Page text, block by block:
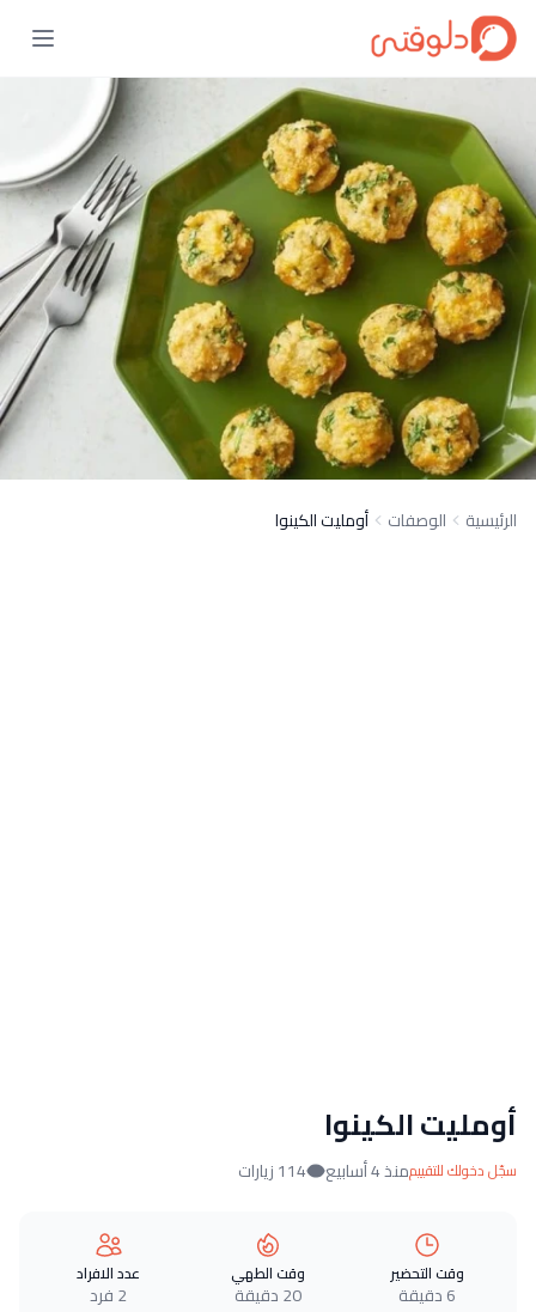
الرئيسية الوصفات أومليت الكينوا
أومليت الكينوا
سجّل دخولك للتقييممنذ 4 أسابيع 114 زيارات
وقت التحضير
6 دقيقة
وقت الطهي
20 دقيقة
عدد الافراد
2 فرد